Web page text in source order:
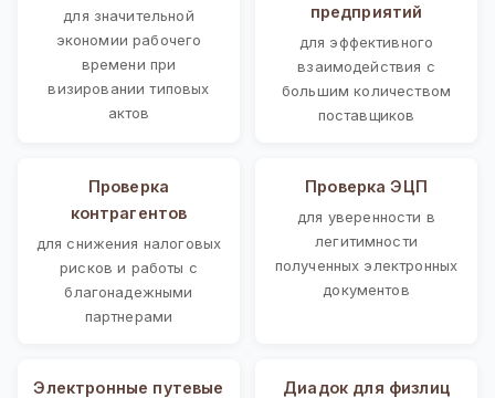
для значительной
экономии рабочего
времени при
визировании типовых
актов
предприятий
для эффективного
взаимодействия с
большим количеством
поставщиков
Проверка
контрагентов
для снижения налоговых
рисков и работы с
благонадежными
партнерами
Проверка ЭЦП
для уверенности в
легитимности
полученных электронных
документов
Электронные путевые
Диадок для физлиц